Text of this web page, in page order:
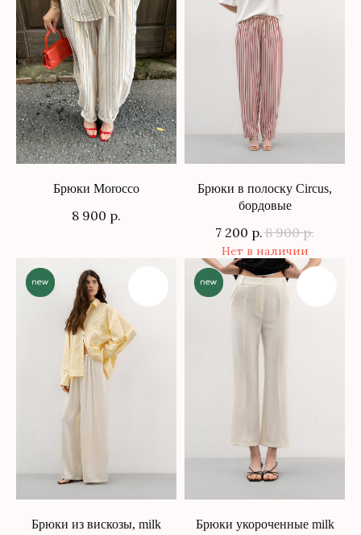
Брюки Morocco
8 900 р.
Брюки в полоску Circus,
бордовые
7 200 р. 8 900 р.
Нет в наличии
Брюки из вискозы, milk Брюки укороченные milk